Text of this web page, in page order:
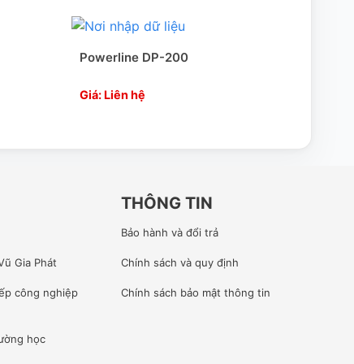
Powerline DP-200
Giá: Liên hệ
Gia Phát
công nghiệp
học
THÔNG TIN
Bảo hành và đổi trả
Chính sách và quy định
Chính sách bảo mật thông tin